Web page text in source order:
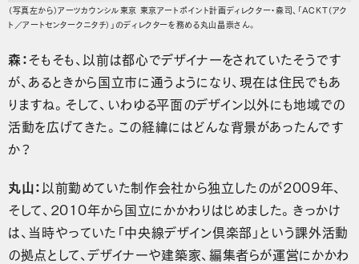
（写真左から）アーツカウンシル東京 東京アートポイント計画ディレクター・森司、「ACKT（アク
ト／アートセンタークニタチ）」のディレクターを務める丸山晶崇さん。
森：そもそも、以前は都心でデザイナーをされていたそうです
が、あるときから国立市に通うようになり、現在は住民でもあ
りますね。そして、いわゆる平面のデザイン以外にも地域での
活動を広げてきた。この経緯にはどんな背景があったんです
か？
丸山： 以前勤めていた制作会社から独立したのが2009年、
そして、2010年から国立にかかわりはじめました。きっかけ
は、当時やっていた「中央線デザイン倶楽部」という課外活動
の拠点として、デザイナーや建築家、編集者らが運営にかかわ